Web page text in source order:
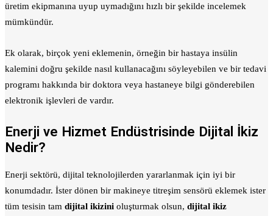
üretim ekipmanına uyup uymadığını hızlı bir şekilde incelemek
mümkündür.
Ek olarak, birçok yeni eklemenin, örneğin bir hastaya insülin
kalemini doğru şekilde nasıl kullanacağını söyleyebilen ve bir tedavi
programı hakkında bir doktora veya hastaneye bilgi gönderebilen
elektronik işlevleri de vardır.
Enerji ve Hizmet Endüstrisinde Dijital İkiz
Nedir?
Enerji sektörü, dijital teknolojilerden yararlanmak için iyi bir
konumdadır. İster dönen bir makineye titreşim sensörü eklemek ister
tüm tesisin tam dijital ikizini oluşturmak olsun, dijital ikiz